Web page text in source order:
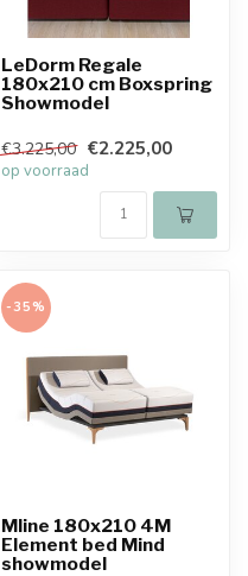
LeDorm Regale
180x210 cm Boxspring
Showmodel
€3.225,00 €2.225,00
op voorraad
-35%
Mline 180x210 4M
Element bed Mind
showmodel